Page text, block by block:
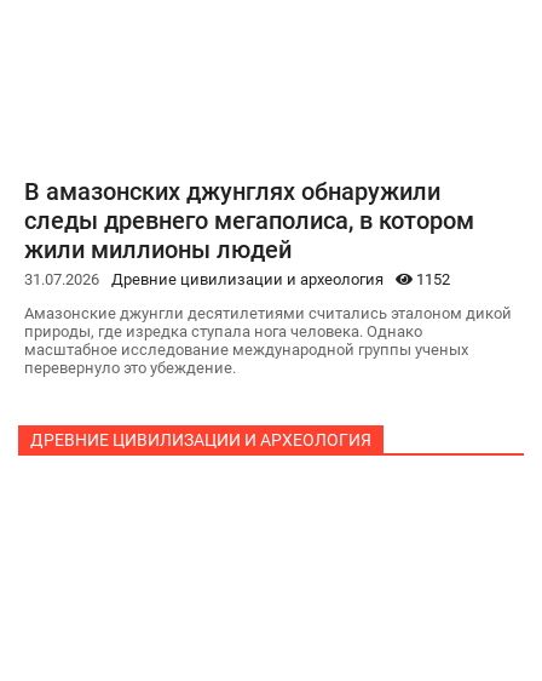
В амазонских джунглях обнаружили
следы древнего мегаполиса, в котором
жили миллионы людей
31.07.2026 Древние цивилизации и археология
1152
Амазонские джунгли десятилетиями считались эталоном дикой
природы, где изредка ступала нога человека. Однако
масштабное исследование международной группы ученых
перевернуло это убеждение.
ДРЕВНИЕ ЦИВИЛИЗАЦИИ И АРХЕОЛОГИЯ